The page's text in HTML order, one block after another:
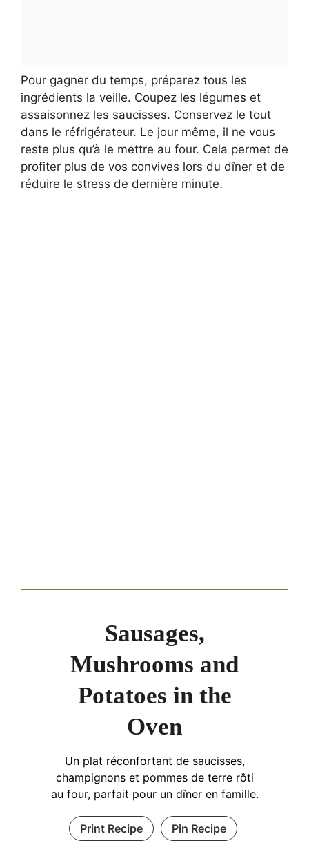
Pour gagner du temps, préparez tous les
ingrédients la veille. Coupez les légumes et
assaisonnez les saucisses. Conservez le tout
dans le réfrigérateur. Le jour même, il ne vous
reste plus qu’à le mettre au four. Cela permet de
profiter plus de vos convives lors du dîner et de
réduire le stress de dernière minute.
Sausages,
Mushrooms and
Potatoes in the
Oven
Un plat réconfortant de saucisses,
champignons et pommes de terre rôti
au four, parfait pour un dîner en famille.
Print Recipe Pin Recipe